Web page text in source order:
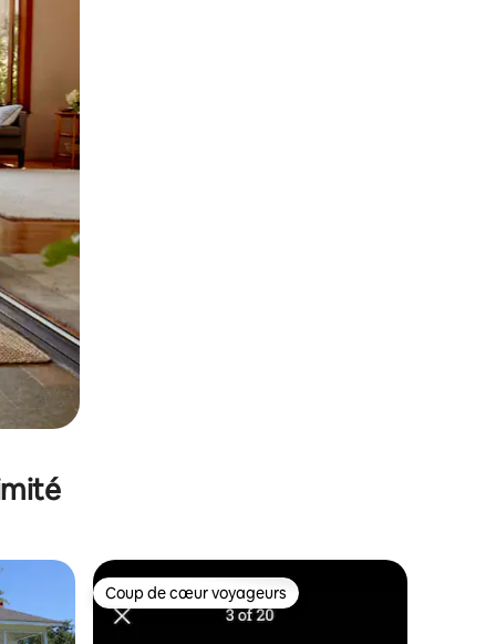
glisser.
appréciés Coup de cœur voyageurs
Coup de cœur voyageurs